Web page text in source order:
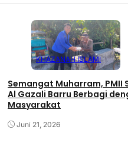
KHAZANAH ISLAMI
Semangat Muharram, PMII
Al Gazali Barru Berbagi
Masyarakat
Juni 21, 2026